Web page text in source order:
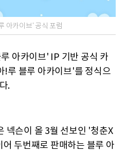
아카이브' 공식 포럼
아카이브' IP 기반 공식 카
!루 블루 아카이브'를 정식으
.
넥슨이 올 3월 선보인 '청춘X
두번째로 판매하는 블루 아